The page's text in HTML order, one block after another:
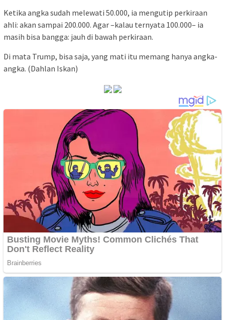
Ketika angka sudah melewati 50.000, ia mengutip perkiraan
ahli: akan sampai 200.000. Agar –kalau ternyata 100.000– ia
masih bisa bangga: jauh di bawah perkiraan.
Di mata Trump, bisa saja, yang mati itu memang hanya angka-
angka. (Dahlan Iskan)